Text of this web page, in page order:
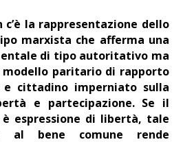
c’è la rappresentazione dello
marxista che afferma una
di tipo autoritativo ma
modello paritario di rapporto
cittadino imperniato sulla
e partecipazione. Se il
espressione di libertà, tale
al bene comune rende